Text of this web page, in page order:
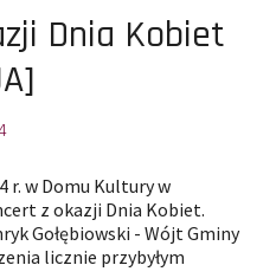
Dnia Kobiet
r. w Domu Kultury w
z okazji Dnia Kobiet.
Gołębiowski - Wójt Gminy
licznie przybyłym